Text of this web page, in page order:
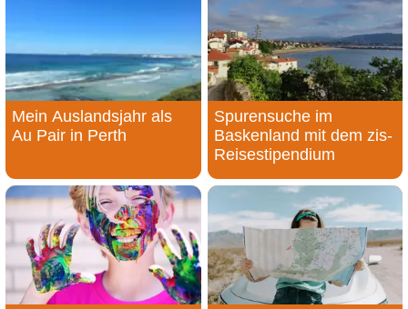
Mein Auslandsjahr als
Au Pair in Perth
Spurensuche im
Baskenland mit dem zis-
Reisestipendium